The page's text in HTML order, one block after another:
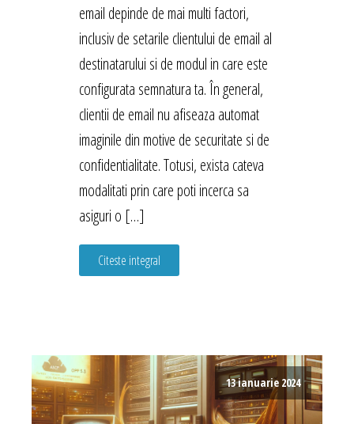
email depinde de mai multi factori,
inclusiv de setarile clientului de email al
destinatarului si de modul in care este
configurata semnatura ta. În general,
clientii de email nu afiseaza automat
imaginile din motive de securitate si de
confidentialitate. Totusi, exista cateva
modalitati prin care poti incerca sa
asiguri o […]
Citeste integral
13 ianuarie 2024